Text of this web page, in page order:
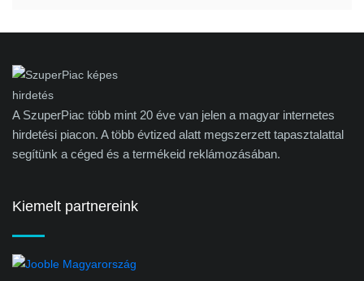
A SzuperPiac több mint 20 éve van jelen a magyar internetes
hirdetési piacon. A több évtized alatt megszerzett tapasztalattal
segítünk a céged és a termékeid reklámozásában.
Kiemelt partnereink